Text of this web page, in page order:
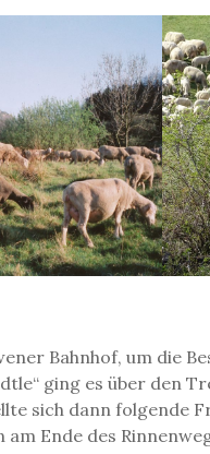
Bahnhof, um die
ging es über den
sich dann folgende
Ende des